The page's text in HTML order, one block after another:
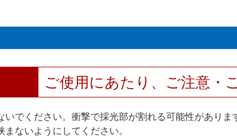
ご使用にあたり、ご注意・
でください。衝撃で採光部が割れる可能性がありま
ないようにしてください。